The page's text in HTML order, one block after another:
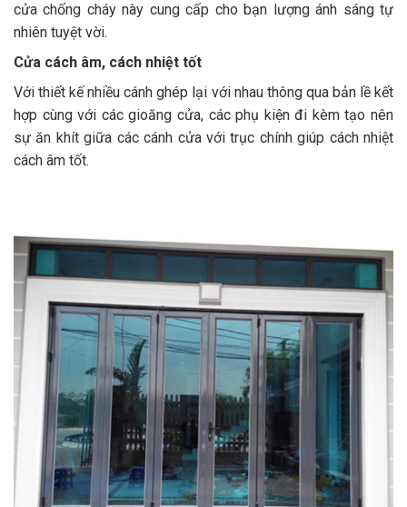
cửa chống cháy này cung cấp cho bạn lượng ánh sáng tự
nhiên tuyệt vời.
Cửa cách âm, cách nhiệt tốt
Với thiết kế nhiều cánh ghép lại với nhau thông qua bản lề kết
hợp cùng với các gioăng cửa, các phụ kiện đi kèm tạo nên
sự ăn khít giữa các cánh cửa với trục chính giúp cách nhiệt
cách âm tốt.